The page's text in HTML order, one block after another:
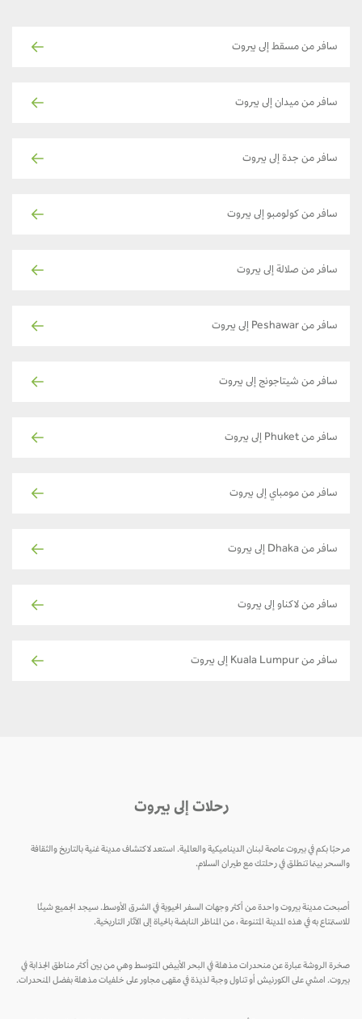
سافر من مسقط إلى بيروت
سافر من ميدان إلى بيروت
سافر من جدة إلى بيروت
سافر من كولومبو إلى بيروت
سافر من صلالة إلى بيروت
سافر من Peshawar إلى بيروت
سافر من شيتاجونج إلى بيروت
سافر من Phuket إلى بيروت
سافر من مومباي إلى بيروت
سافر من Dhaka إلى بيروت
سافر من لاكناو إلى بيروت
سافر من Kuala Lumpur إلى بيروت
رحلات إلى بيروت
مرحبًا بكم في بيروت عاصمة لبنان الديناميكية والعالمية. استعد لاكتشاف مدينة غنية بالتاريخ والثقافة
والسحر بينما تنطلق في رحلتك مع طيران السلام.
أصبحت مدينة بيروت واحدة من أكثر وجهات السفر الحيوية في الشرق الأوسط. سيجد الجميع شيئًا
للاستمتاع به في هذه المدينة المتنوعة ، من المناظر النابضة بالحياة إلى الآثار التاريخية.
صخرة الروشة عبارة عن منحدرات مذهلة في البحر الأبيض المتوسط ​​وهي من بين أكثر مناطق الجذابة في
بيروت. امشي على الكورنيش أو تناول وجبة لذيذة في مقهى مجاور على خلفيات مذهلة بفضل المنحدرات.